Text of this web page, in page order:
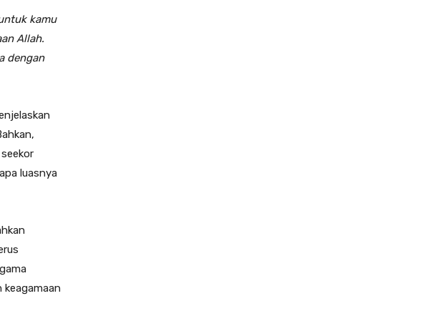
kamu
Allah.
dengan
luasnya
keagamaan